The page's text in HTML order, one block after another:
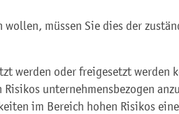
müssen Sie dies der
werden oder freigesetzt werden
unternehmensbezogen
im Bereich hohen Risikos eine